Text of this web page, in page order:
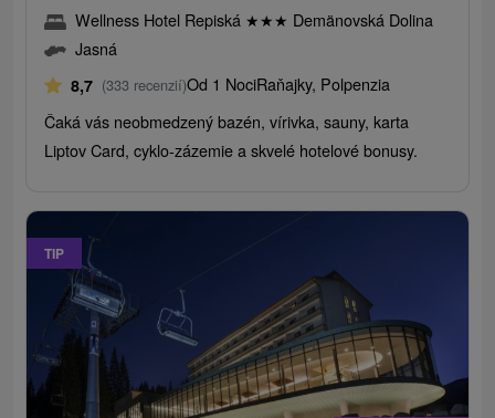
Wellness Hotel Repiská ★★★ Demänovská Dolina
Jasná
8,7 (333 recenzií)Od 1 NociRaňajky, Polpenzia
Čaká vás neobmedzený bazén, vírivka, sauny, karta
Liptov Card, cyklo-zázemie a skvelé hotelové bonusy.
TIP